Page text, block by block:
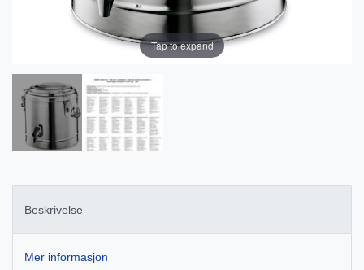
Tap to expand
Beskrivelse
Mer informasjon